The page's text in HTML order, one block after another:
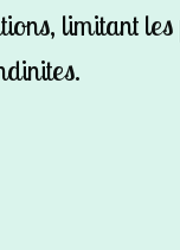
limitant